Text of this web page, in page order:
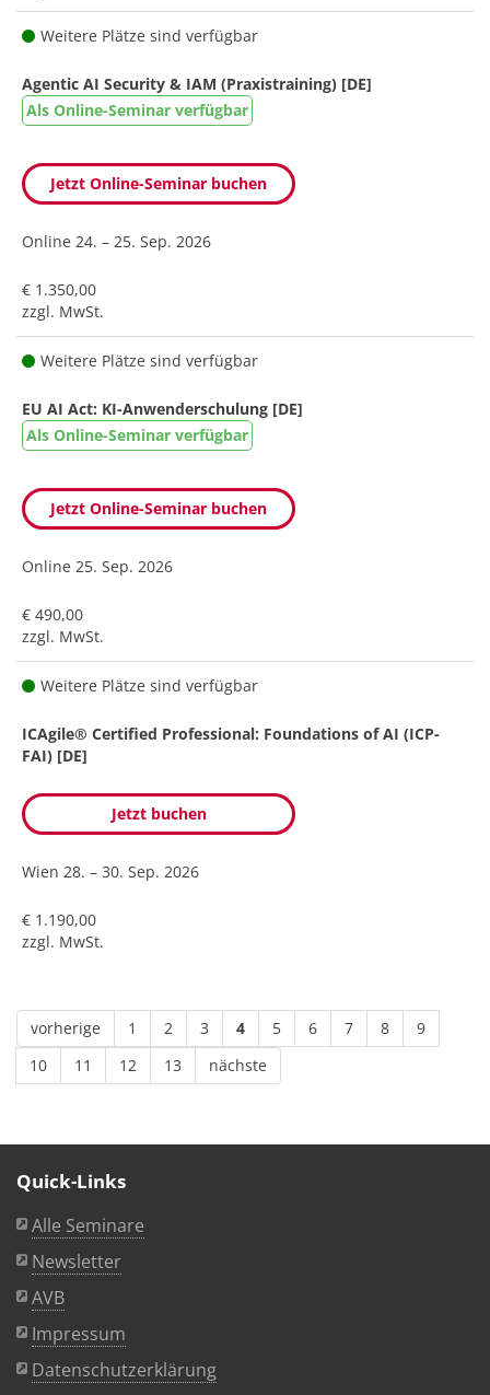
Weitere Plätze sind verfügbar
Agentic AI Security & IAM (Praxistraining) [DE]
Als Online-Seminar verfügbar
Jetzt Online-Seminar buchen
Online 24. – 25. Sep. 2026
€ 1.350,00
zzgl. MwSt.
Weitere Plätze sind verfügbar
EU AI Act: KI-Anwenderschulung [DE]
Als Online-Seminar verfügbar
Jetzt Online-Seminar buchen
Online 25. Sep. 2026
€ 490,00
zzgl. MwSt.
Weitere Plätze sind verfügbar
ICAgile® Certified Professional: Foundations of AI (ICP-
FAI) [DE]
Jetzt buchen
Wien 28. – 30. Sep. 2026
€ 1.190,00
zzgl. MwSt.
vorherige 1 2 3 4 5 6 7 8
9
10
11 12 13 nächste
Quick-Links
Alle Seminare
Newsletter
AVB
Impressum
Datenschutzerklärung